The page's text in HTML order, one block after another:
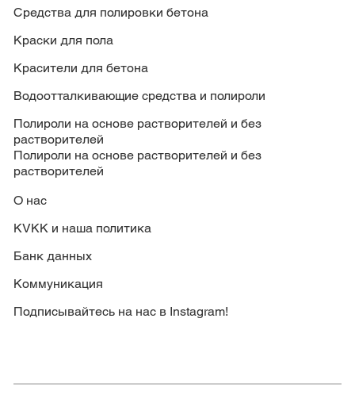
Средства для полировки бетона
Краски для пола
Красители для бетона
Водоотталкивающие средства и полироли
Полироли на основе растворителей и без
растворителей
Полироли на основе растворителей и без
растворителей
О нас
KVKK и наша политика
Банк данных
Коммуникация
Подписывайтесь на нас в Instagram!